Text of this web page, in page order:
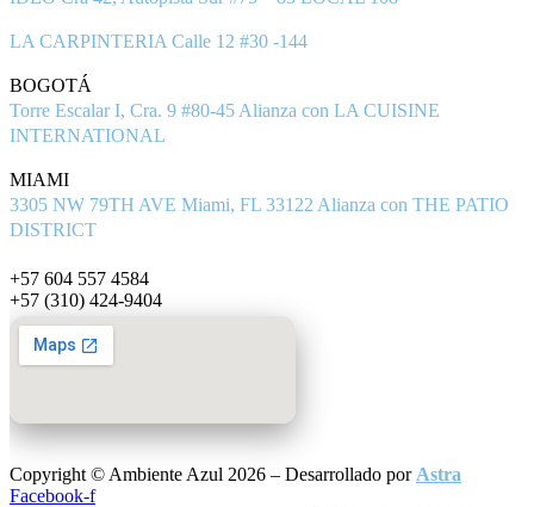
LA CARPINTERIA Calle 12 #30 -144
BOGOTÁ
Torre Escalar I, Cra. 9 #80-45 Alianza con LA CUISINE
INTERNATIONAL
MIAMI
3305 NW 79TH AVE Miami, FL 33122 Alianza con THE PATIO
DISTRICT
+57 604 557 4584
+57 (310) 424-9404
Copyright © Ambiente Azul 2026 – Desarrollado por Astra
Facebook-f